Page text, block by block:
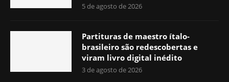
5 de agosto de 2026
Partituras de maestro ítalo-
brasileiro são redescobertas e
viram livro digital inédito
3 de agosto de 2026